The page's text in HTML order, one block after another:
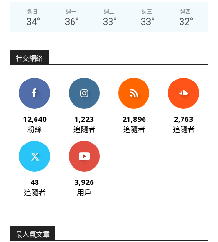
週日
34°
週一
36°
週二
33°
週三
33°
週四
32°
社交網絡
12,640
粉絲
1,223
追隨者
21,896
追隨者
2,763
追隨者
48
追隨者
3,926
用戶
最人氣文章